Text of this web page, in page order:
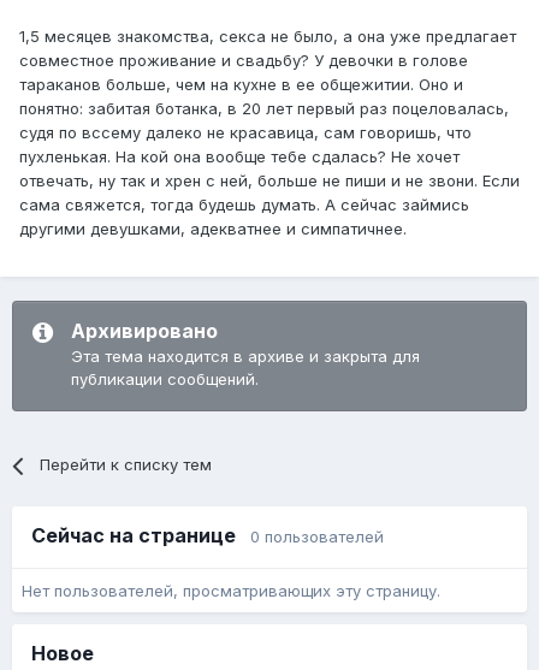
1,5 месяцев знакомства, секса не было, а она уже предлагает
совместное проживание и свадьбу? У девочки в голове
тараканов больше, чем на кухне в ее общежитии. Оно и
понятно: забитая ботанка, в 20 лет первый раз поцеловалась,
судя по вссему далеко не красавица, сам говоришь, что
пухленькая. На кой она вообще тебе сдалась? Не хочет
отвечать, ну так и хрен с ней, больше не пиши и не звони. Если
сама свяжется, тогда будешь думать. А сейчас займись
другими девушками, адекватнее и симпатичнее.
Архивировано
Эта тема находится в архиве и закрыта для
публикации сообщений.
Перейти к списку тем
Сейчас на странице 0 пользователей
Нет пользователей, просматривающих эту страницу.
Новое